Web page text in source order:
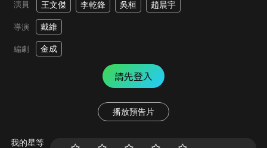
演員 王文傑 李乾鋒 吳桓 趙晨宇
導演 戴維
編劇 金成
請先登入
播放預告片
我的星等